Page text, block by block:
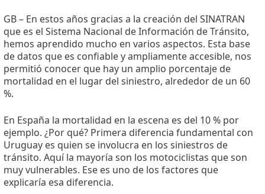
GB – En estos años gracias a la creación del SINATRAN
que es el Sistema Nacional de Información de Tránsito,
hemos aprendido mucho en varios aspectos. Esta base
de datos que es confiable y ampliamente accesible, nos
permitió conocer que hay un amplio porcentaje de
mortalidad en el lugar del siniestro, alrededor de un 60
%.
En España la mortalidad en la escena es del 10 % por
ejemplo. ¿Por qué? Primera diferencia fundamental con
Uruguay es quien se involucra en los siniestros de
tránsito. Aquí la mayoría son los motociclistas que son
muy vulnerables. Ese es uno de los factores que
explicaría esa diferencia.